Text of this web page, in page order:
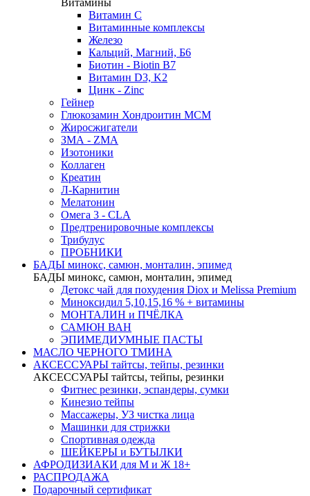
Витамин C
Витаминные комплексы
Железо
Кальций, Магний, Б6
Биотин - Biotin B7
Витамин D3, K2
Цинк - Zinc
Гейнер
Глюкозамин Хондроитин МСМ
Жиросжигатели
ЗМА - ZMA
Изотоники
Коллаген
Креатин
Л-Карнитин
Мелатонин
Омега 3 - CLA
Предтренировочные комплексы
Трибулус
ПРОБНИКИ
БАДЫ минокс, самюн, монталин, эпимед
БАДЫ минокс, самюн, монталин, эпимед
Детокс чай для похудения Diox и Melissa Premium
Миноксидил 5,10,15,16 % + витамины
МОНТАЛИН и ПЧЁЛКА
САМЮН ВАН
ЭПИМЕДИУМНЫЕ ПАСТЫ
МАСЛО ЧЕРНОГО ТМИНА
АКСЕССУАРЫ тайтсы, тейпы, резинки
АКСЕССУАРЫ тайтсы, тейпы, резинки
Фитнес резинки, эспандеры, сумки
Кинезио тейпы
Массажеры, УЗ чистка лица
Машинки для стрижки
Спортивная одежда
ШЕЙКЕРЫ и БУТЫЛКИ
АФРОДИЗИАКИ для М и Ж 18+
РАСПРОДАЖА
Подарочный сертификат